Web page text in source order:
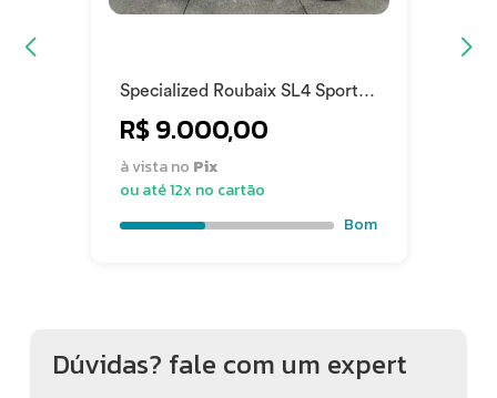
Specialized Roubaix SL4 Sport
R$ 9.000,00
à vista no Pix
ou até 12x no cartão
Bom
Dúvidas? fale com um expert